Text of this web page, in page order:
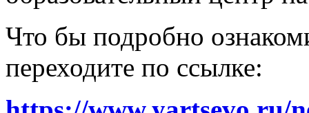
Что бы подробно
переходите по ссылке: